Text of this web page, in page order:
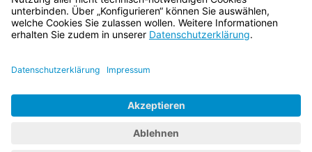
Bayern.de
BayernPortal
Impressum